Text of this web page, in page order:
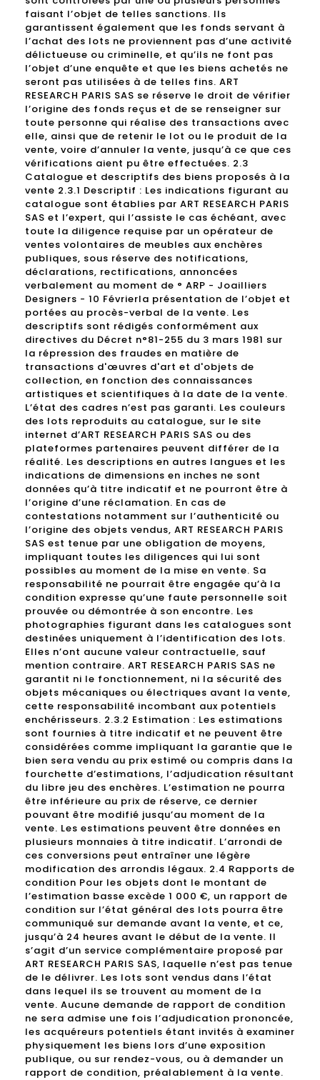
faisant l’objet de telles sanctions. Ils
garantissent également que les fonds servant à
l’achat des lots ne proviennent pas d’une activité
délictueuse ou criminelle, et qu’ils ne font pas
l’objet d’une enquête et que les biens achetés ne
seront pas utilisées à de telles fins. ART
RESEARCH PARIS SAS se réserve le droit de vérifier
l’origine des fonds reçus et de se renseigner sur
toute personne qui réalise des transactions avec
elle, ainsi que de retenir le lot ou le produit de la
vente, voire d’annuler la vente, jusqu’à ce que ces
vérifications aient pu être effectuées. 2.3
Catalogue et descriptifs des biens proposés à la
vente 2.3.1 Descriptif : Les indications figurant au
catalogue sont établies par ART RESEARCH PARIS
SAS et l’expert, qui l’assiste le cas échéant, avec
toute la diligence requise par un opérateur de
ventes volontaires de meubles aux enchères
publiques, sous réserve des notifications,
déclarations, rectifications, annoncées
verbalement au moment de ° ARP - Joailliers
Designers - 10 Févrierla présentation de l’objet et
portées au procès-verbal de la vente. Les
descriptifs sont rédigés conformément aux
directives du Décret n°81-255 du 3 mars 1981 sur
la répression des fraudes en matière de
transactions d'œuvres d'art et d'objets de
collection, en fonction des connaissances
artistiques et scientifiques à la date de la vente.
L’état des cadres n’est pas garanti. Les couleurs
des lots reproduits au catalogue, sur le site
internet d’ART RESEARCH PARIS SAS ou des
plateformes partenaires peuvent différer de la
réalité. Les descriptions en autres langues et les
indications de dimensions en inches ne sont
données qu’à titre indicatif et ne pourront être à
l’origine d’une réclamation. En cas de
contestations notamment sur l’authenticité ou
l’origine des objets vendus, ART RESEARCH PARIS
SAS est tenue par une obligation de moyens,
impliquant toutes les diligences qui lui sont
possibles au moment de la mise en vente. Sa
responsabilité ne pourrait être engagée qu’à la
condition expresse qu’une faute personnelle soit
prouvée ou démontrée à son encontre. Les
photographies figurant dans les catalogues sont
destinées uniquement à l’identification des lots.
Elles n’ont aucune valeur contractuelle, sauf
mention contraire. ART RESEARCH PARIS SAS ne
garantit ni le fonctionnement, ni la sécurité des
objets mécaniques ou électriques avant la vente,
cette responsabilité incombant aux potentiels
enchérisseurs. 2.3.2 Estimation : Les estimations
sont fournies à titre indicatif et ne peuvent être
considérées comme impliquant la garantie que le
bien sera vendu au prix estimé ou compris dans la
fourchette d’estimations, l’adjudication résultant
du libre jeu des enchères. L’estimation ne pourra
être inférieure au prix de réserve, ce dernier
pouvant être modifié jusqu’au moment de la
vente. Les estimations peuvent être données en
plusieurs monnaies à titre indicatif. L’arrondi de
ces conversions peut entraîner une légère
modification des arrondis légaux. 2.4 Rapports de
condition Pour les objets dont le montant de
l’estimation basse excède 1 000 €, un rapport de
condition sur l’état général des lots pourra être
communiqué sur demande avant la vente, et ce,
jusqu’à 24 heures avant le début de la vente. Il
s’agit d’un service complémentaire proposé par
ART RESEARCH PARIS SAS, laquelle n’est pas tenue
de le délivrer. Les lots sont vendus dans l’état
dans lequel ils se trouvent au moment de la
vente. Aucune demande de rapport de condition
ne sera admise une fois l’adjudication prononcée,
les acquéreurs potentiels étant invités à examiner
physiquement les biens lors d’une exposition
publique, ou sur rendez-vous, ou à demander un
rapport de condition, préalablement à la vente.